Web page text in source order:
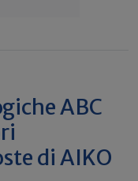
ABC
di AIKO